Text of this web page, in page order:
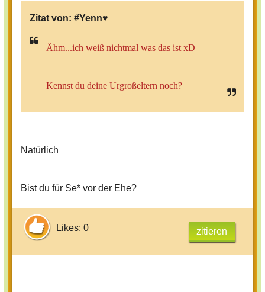
Zitat von: #Yenn♥
Ähm...ich weiß nichtmal was das ist xD
Kennst du deine Urgroßeltern noch?
Natürlich
Bist du für Se* vor der Ehe?
Likes: 0 zitieren